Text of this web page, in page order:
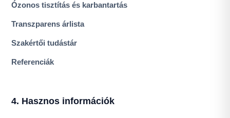
Ózonos tisztítás és karbantartás
Transzparens árlista
Szakértői tudástár
Referenciák
4. Hasznos információk